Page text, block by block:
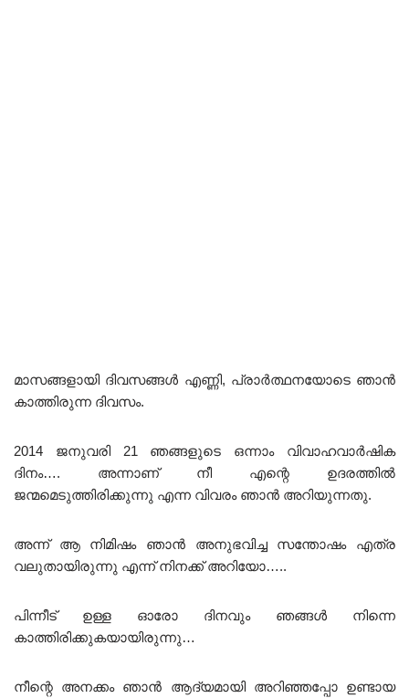
മാസങ്ങളായി ദിവസങ്ങൾ എണ്ണി, പ്രാർത്ഥനയോടെ ഞാൻ
കാത്തിരുന്ന ദിവസം.
2014 ജനുവരി 21 ഞങ്ങളുടെ ഒന്നാം വിവാഹവാർഷിക
ദിനം…. അന്നാണ് നീ എന്റെ ഉദരത്തിൽ
ജന്മമെടുത്തിരിക്കുന്നു എന്ന വിവരം ഞാൻ അറിയുന്നതു.
അന്ന് ആ നിമിഷം ഞാൻ അനുഭവിച്ച സന്തോഷം എത്ര
വലുതായിരുന്നു എന്ന് നിനക്ക് അറിയോ…..
പിന്നീട് ഉള്ള ഓരോ ദിനവും ഞങ്ങൾ നിന്നെ
കാത്തിരിക്കുകയായിരുന്നു…
നീന്റെ അനക്കം ഞാൻ ആദ്യമായി അറിഞ്ഞപ്പോ ഉണ്ടായ